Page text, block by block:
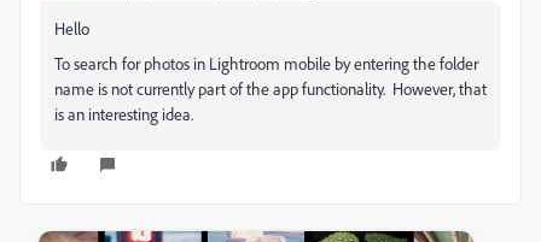
Hello
To search for photos in Lightroom mobile by entering the folder
name is not currently part of the app functionality. However, that
is an interesting idea.